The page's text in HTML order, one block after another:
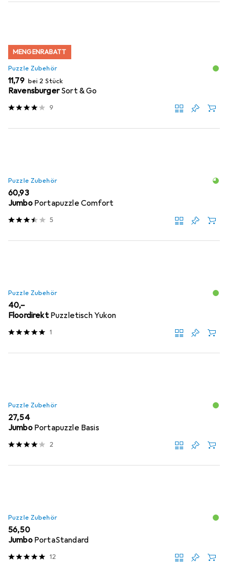
MENGENRABATT
Puzzle Zubehör
EUR
11,79 bei 2 Stück
Ravensburger Sort & Go
9
Puzzle Zubehör
EUR
60,93
Jumbo Portapuzzle Comfort
5
Puzzle Zubehör
EUR
40,–
Floordirekt Puzzletisch Yukon
1
Puzzle Zubehör
EUR
27,54
Jumbo Portapuzzle Basis
2
Puzzle Zubehör
EUR
56,50
Jumbo PortaStandard
12